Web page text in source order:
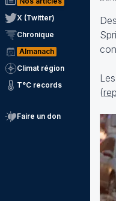
X (Twitter)
Chronique
Almanach
Climat région
T°C records
Faire un don
(